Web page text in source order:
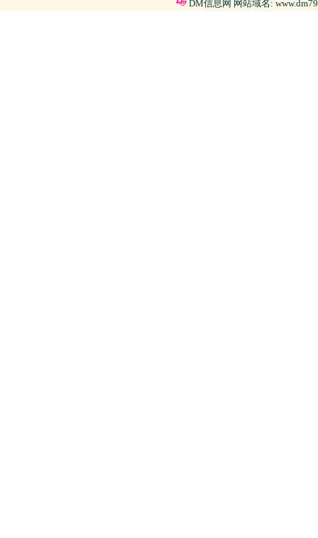
DM信息网 网站域名: